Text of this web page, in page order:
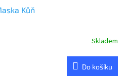
Kůň
Skladem
Do košíku